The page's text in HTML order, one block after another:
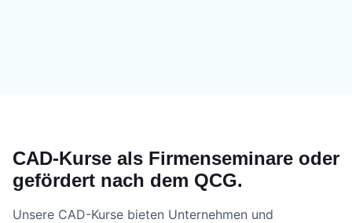
CAD-Kurse als Firmenseminare oder
gefördert nach dem QCG.
Unsere CAD-Kurse bieten Unternehmen und